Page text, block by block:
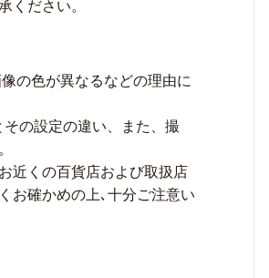
ください。
の色が異なるなどの理由に
の設定の違い、また、撮
近くの百貨店および取扱店
お確かめの上､十分ご注意い